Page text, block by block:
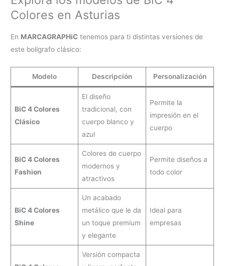
Colores en Asturias
En MARCAGRAPHiC tenemos para ti distintas versiones de
este bolígrafo clásico:
Modelo Descripción Personalización
BiC 4 Colores
Clásico
El diseño
tradicional, con
cuerpo blanco y
azul
Permite la
impresión en el
cuerpo
BiC 4 Colores
Fashion
Colores de cuerpo
modernos y
atractivos
Permite diseños a
todo color
BiC 4 Colores
Shine
Un acabado
metálico que le da
un toque premium
y elegante
Ideal para
empresas
Versión compacta